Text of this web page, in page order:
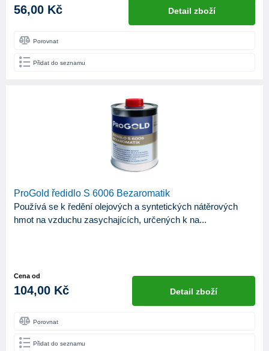
56,00 Kč Detail zboží
Porovnat
Přidat do seznamu
ProGold ředidlo S 6006 Bezaromatik
Používá se k ředění olejových a syntetických nátěrových
hmot na vzduchu zasychajících, určených k na...
Cena od
104,00 Kč Detail zboží
Porovnat
Přidat do seznamu